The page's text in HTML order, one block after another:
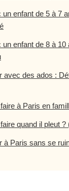
enfant de 5 à 7
enfant de 8 à 10
avec des ados :
à Paris en
quand il pleut ?
à Paris sans se